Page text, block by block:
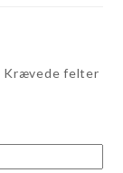
Krævede felter